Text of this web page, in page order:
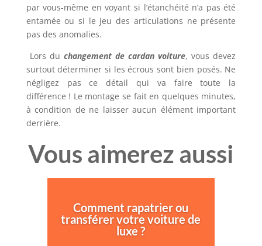
par vous-même en voyant si l’étanchéité n’a pas été
entamée ou si le jeu des articulations ne présente
pas des anomalies.
Lors du changement de cardan voiture, vous devez
surtout déterminer si les écrous sont bien posés. Ne
négligez pas ce détail qui va faire toute la
différence ! Le montage se fait en quelques minutes,
à condition de ne laisser aucun élément important
derrière.
Vous aimerez aussi
Comment rapatrier ou
transférer votre voiture de
luxe ?